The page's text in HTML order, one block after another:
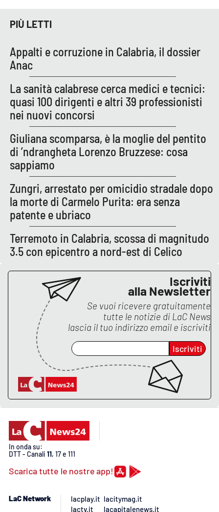
PROGETTI
SPECIALI
Buona Sanità Calabria
LA
CALABRIAVISIONE
Destinazioni
Eventi
Food
Storie
LAC
NETWORK
Lacplay.it
Lactv.it
Laconair.it
Lacitymag.it
Lacapitalenews.it
Ilreggino.it
Cosenzachannel.it
Ilvibonese.it
Catanzarochannel.it
PIÙ LETTI
Appalti e corruzione in Calabria, il dossier
Anac
La sanità calabrese cerca medici e tecnici:
quasi 100 dirigenti e altri 39 professionisti
nei nuovi concorsi
Giuliana scomparsa, è la moglie del pentito
di ’ndrangheta Lorenzo Bruzzese: cosa
sappiamo
Zungri, arrestato per omicidio stradale dopo
la morte di Carmelo Purita: era senza
patente e ubriaco
Terremoto in Calabria, scossa di magnitudo
3.5 con epicentro a nord-est di Celico
Iscriviti
alla Newsletter
Se vuoi ricevere gratuitamente
tutte le notizie di LaC News
lascia il tuo indirizzo email e iscriviti
Iscriviti
In onda su:
DTT - Canali 11, 17 e 111
Scarica tutte le nostre app!
LaC Network
lacplay.it
lactv.it
lacitymag.it
lacapitalenews.it